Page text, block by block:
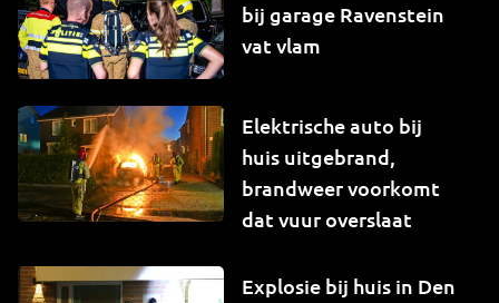
bij garage Ravenstein
vat vlam
Elektrische auto bij
huis uitgebrand,
brandweer voorkomt
dat vuur overslaat
Explosie bij huis in Den